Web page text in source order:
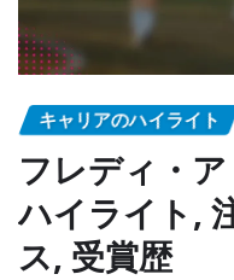
キャリアのハイライト
フレディ・
ハイライト,
ス, 受賞歴